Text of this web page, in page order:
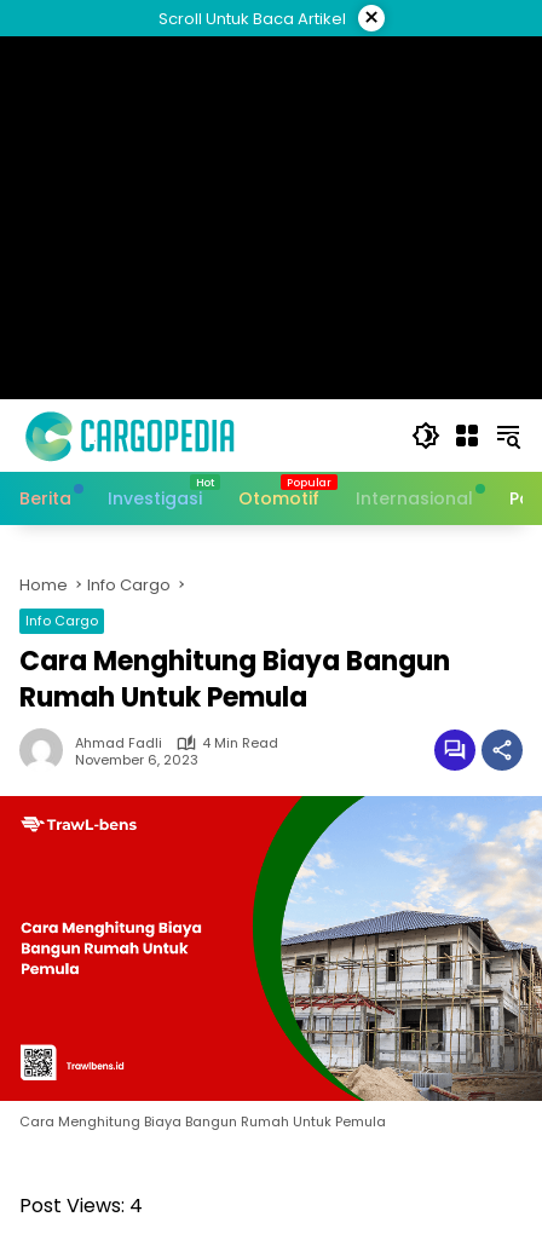
to
Scroll Untuk Baca Artikel ×
Berita Investigasi Otomotif Internasional
Home Info Cargo
Info Cargo
Cara Menghitung Biaya Bangun
Rumah Untuk Pemula
Ahmad Fadli
4 Min Read
November 6, 2023
Cara Menghitung Biaya Bangun Rumah Untuk Pemula
Post Views: 4